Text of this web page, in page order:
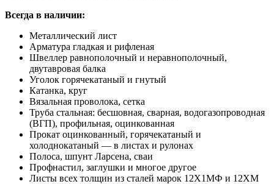
Всегда в наличии:
Металлический лист
Арматура гладкая и рифленая
Швеллер равнополочный и неравнополочный,
двутавровая балка
Уголок горячекатаный и гнутый
Катанка, круг
Вязальная проволока, сетка
Труба стальная: бесшовная, сварная, водогазопроводная
(ВГП), профильная, оцинкованная
Прокат оцинкованный, горячекатаный и
холоднокатаный — в листах и рулонах
Полоса, шпунт Ларсена, сваи
Профнастил, заглушки и многое другое
Листы всех толщин из сталей марок 12Х1МФ и 12ХМ